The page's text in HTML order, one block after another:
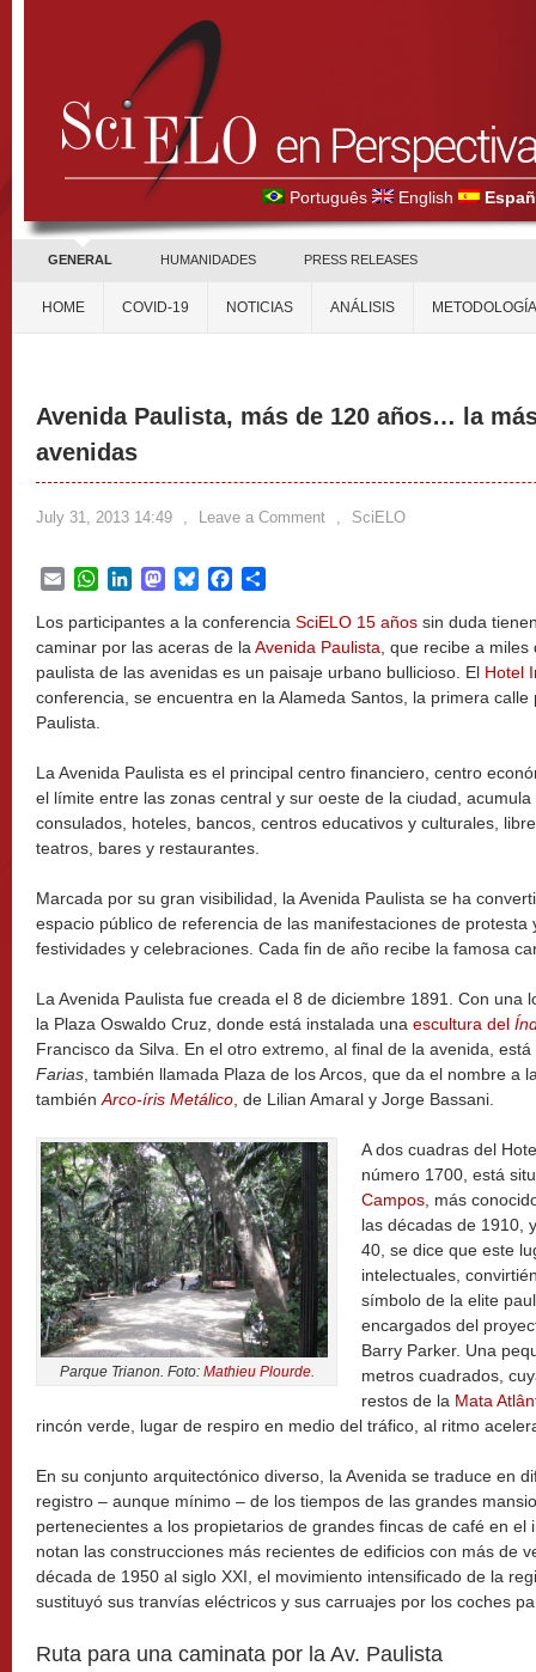
Português English
GENERAL HUMANIDADES PRESS RELEASES
HOME COVID-19 NOTICIAS ANÁLISIS METODOLOGÍA
Avenida Paulista, más de 120 años… la
avenidas
July 31, 2013 14:49 , Leave a Comment , SciELO
EmailWhatsApp
LinkedInMastodon
BlueskyFacebook
Los participantes a la conferencia SciELO 15 años sin duda
caminar por las aceras de la Avenida Paulista , que recibe a
paulista de las avenidas es un paisaje urbano bullicioso. El Hotel
conferencia, se encuentra en la Alameda Santos, la primera
Paulista.
La Avenida Paulista es el principal centro financiero, centro
el límite entre las zonas central y sur oeste de la ciudad,
consulados, hoteles, bancos, centros educativos y culturales,
teatros, bares y restaurantes.
Marcada por su gran visibilidad, la Avenida Paulista se ha
espacio público de referencia de las manifestaciones de protesta
festividades y celebraciones. Cada fin de año recibe la famosa
La Avenida Paulista fue creada el 8 de diciembre 1891. Con una
la Plaza Oswaldo Cruz, donde está instalada una escultura del
Francisco da Silva. En el otro extremo, al final de la avenida, está
Farias , también llamada Plaza de los Arcos, que da el nombre a
también Arco-íris Metálico , de Lilian Amaral y Jorge Bassani.
Parque Trianon. Foto: Mathieu Plourde.
A dos cuadras del
número 1700, está
Campos , más
las décadas de 1910,
40, se dice que este
intelectuales,
símbolo de la elite
encargados del
Barry Parker. Una
metros cuadrados,
restos de la Mata
rincón verde, lugar de respiro en medio del tráfico, al ritmo
En su conjunto arquitectónico diverso, la Avenida se traduce en
registro – aunque mínimo – de los tiempos de las grandes
pertenecientes a los propietarios de grandes fincas de café en el
notan las construcciones más recientes de edificios con más de
década de 1950 al siglo XXI, el movimiento intensificado de la
sustituyó sus tranvías eléctricos y sus carruajes por los coches
Ruta para una caminata por la Av. Paulista